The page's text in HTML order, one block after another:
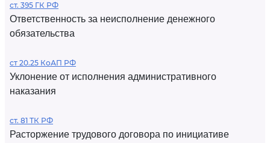
ст. 395 ГК РФ
Ответственность за неисполнение денежного
обязательства
ст 20.25 КоАП РФ
Уклонение от исполнения административного
наказания
ст. 81 ТК РФ
Расторжение трудового договора по инициативе